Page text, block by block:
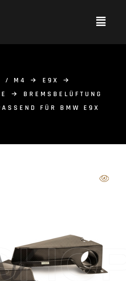
/ M4
E9X
BREMSBELÜFTUNG
FÜR BMW E9X